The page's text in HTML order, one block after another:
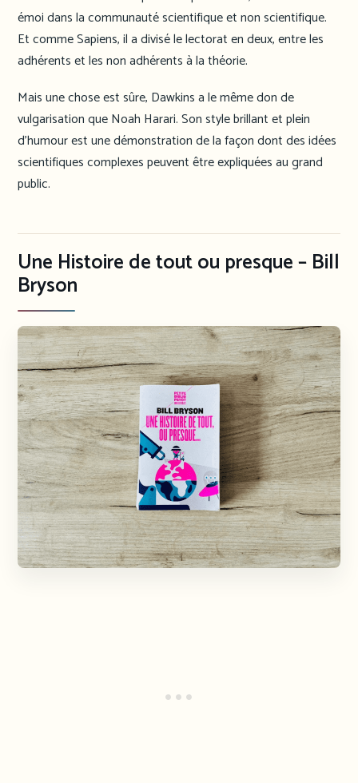
émoi dans la communauté scientifique et non scientifique.
Et comme Sapiens, il a divisé le lectorat en deux, entre les
adhérents et les non adhérents à la théorie.
Mais une chose est sûre, Dawkins a le même don de
vulgarisation que Noah Harari. Son style brillant et plein
d’humour est une démonstration de la façon dont des idées
scientifiques complexes peuvent être expliquées au grand
public.
Une Histoire de tout ou presque – Bill
Bryson